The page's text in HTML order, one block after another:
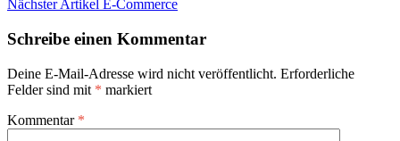
Nächster Artikel E-Commerce
Schreibe einen Kommentar
Deine E-Mail-Adresse wird nicht veröffentlicht. Erforderliche
Felder sind mit * markiert
Kommentar *